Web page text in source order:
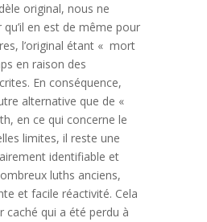
original, nous ne
en est de même pour
l’original étant « mort
en raison des
En conséquence,
alternative que de «
en ce qui concerne le
limites, il reste une
identifiable et
luths anciens,
et facile réactivité. Cela
caché qui a été perdu à